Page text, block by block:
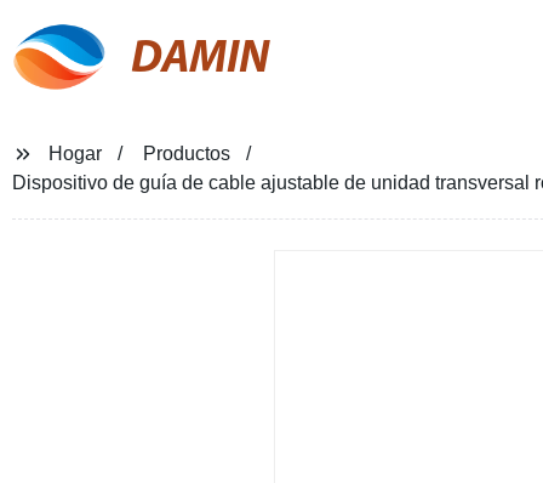
DAMIN
Hogar
Productos
Dispositivo de guía de cable ajustable de unidad